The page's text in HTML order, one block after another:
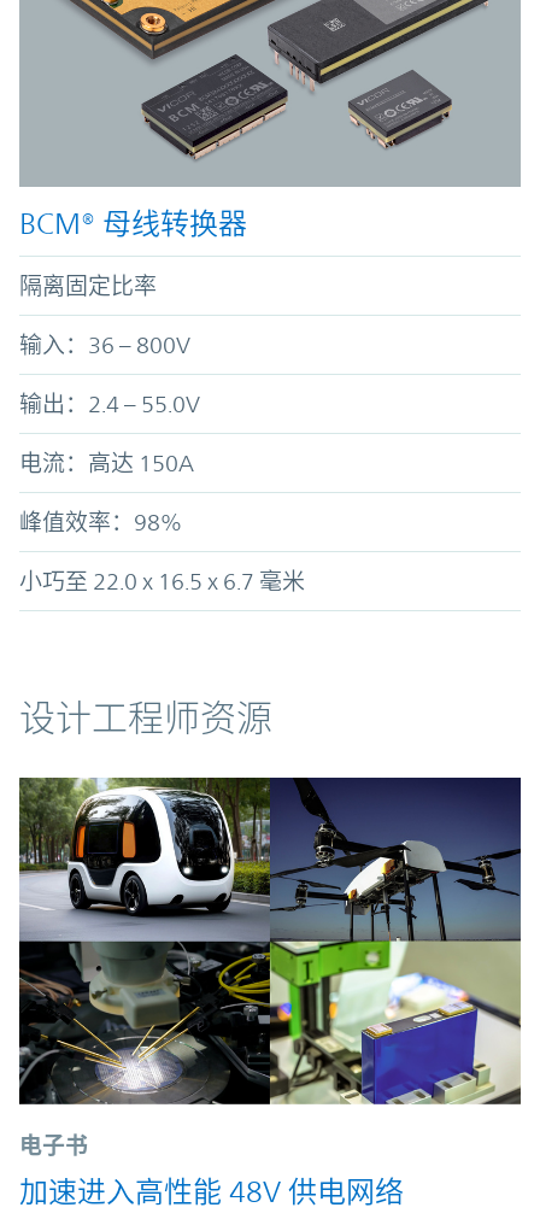
BCM® 母线转换器
隔离固定比率
输入：36 – 800V
输出：2.4 – 55.0V
电流：高达 150A
峰值效率：98%
小巧至 22.0 x 16.5 x 6.7 毫米
资源
设计工程师资源
电子书
加速进入高性能 48V 供电网络